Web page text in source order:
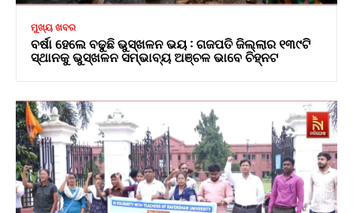
ମୁଖ୍ୟ ଖବର
ବର୍ଷା ହେଲେ ବଢୁଛି ଭୁସ୍ଖଳନ ଭୟ : ଗଜପତି ଜିଲ୍ଲାର ୧୩୯ଟି
ସ୍ଥାନକୁ ଭୁସ୍ଖଳନ ସମ୍ଭାବ୍ୟ ଅଞ୍ଚଳ ଭାବେ ଚିହ୍ନଟ